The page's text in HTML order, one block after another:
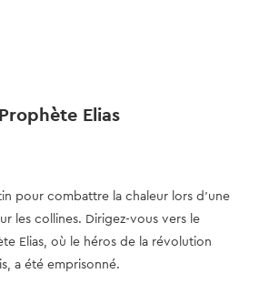
Elias
pour combattre la chaleur lors d'une
les collines. Dirigez-vous vers le
Elias, où le héros de la révolution
a été emprisonné.